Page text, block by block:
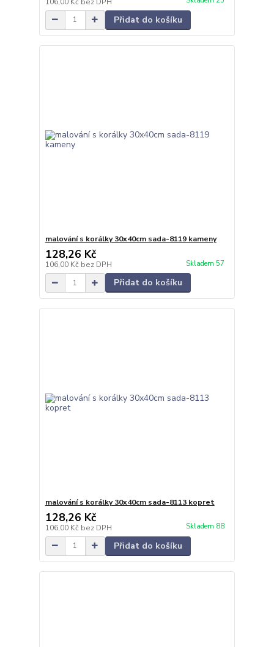
Přidat do košíku
malování s korálky 30x40cm sada-8119 kameny
128,26 Kč
106,00 Kč bez DPH Skladem 57
Přidat do košíku
malování s korálky 30x40cm sada-8113 kopret
128,26 Kč
106,00 Kč bez DPH Skladem 88
Přidat do košíku